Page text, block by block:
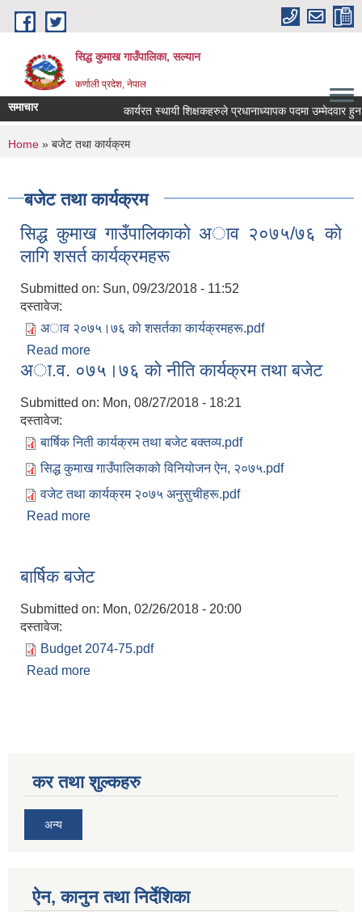
Skip to main content
सिद्ध कुमाख गाउँपालिका, सल्यान
कर्णाली प्रदेश, नेपाल
समाचार कार्यरत स्थायी शिक्षकहरुले प्रधानाध्यापक पदमा उम्मेदवार हुन
You are here
Home » बजेट तथा कार्यक्रम
बजेट तथा कार्यक्रम
सिद्ध कुमाख गाउँपालिकाकाे अाव २०७५/७६ काे
लागि शसर्त कार्यक्रमहरू
Submitted on: Sun, 09/23/2018 - 11:52
दस्तावेज:
अाव २०७५।७६ को शसर्तका कार्यक्रमहरू.pdf
Read more
लागि शसर्त कार्यक्रमहरू
अा.व. ०७५।७६ काे नीति कार्यक्रम तथा बजेट
Submitted on: Mon, 08/27/2018 - 18:21
दस्तावेज:
बार्षिक निती कार्यक्रम तथा बजेट बक्तव्य.pdf
सिद्ध कुमाख गाउँपालिकाको विनियोजन ऐन, २०७५.pdf
वजेट तथा कार्यक्रम २०७५ अनुसुचीहरू.pdf
Read more
बार्षिक बजेट
Submitted on: Mon, 02/26/2018 - 20:00
दस्तावेज:
Budget 2074-75.pdf
Read more
कर तथा शुल्कहरु
अन्य
ऐन, कानुन तथा निर्देशिका